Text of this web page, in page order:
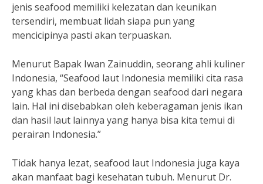
jenis seafood memiliki kelezatan dan keunikan
tersendiri, membuat lidah siapa pun yang
mencicipinya pasti akan terpuaskan.
Menurut Bapak Iwan Zainuddin, seorang ahli kuliner
Indonesia, “Seafood laut Indonesia memiliki cita rasa
yang khas dan berbeda dengan seafood dari negara
lain. Hal ini disebabkan oleh keberagaman jenis ikan
dan hasil laut lainnya yang hanya bisa kita temui di
perairan Indonesia.”
Tidak hanya lezat, seafood laut Indonesia juga kaya
akan manfaat bagi kesehatan tubuh. Menurut Dr.